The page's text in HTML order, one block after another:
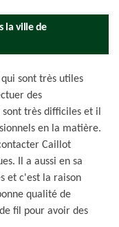
la ville de
sont très utiles
des
très difficiles et il
en la matière.
Caillot
Il a aussi en sa
et c'est la raison
qualité de
fil pour avoir des